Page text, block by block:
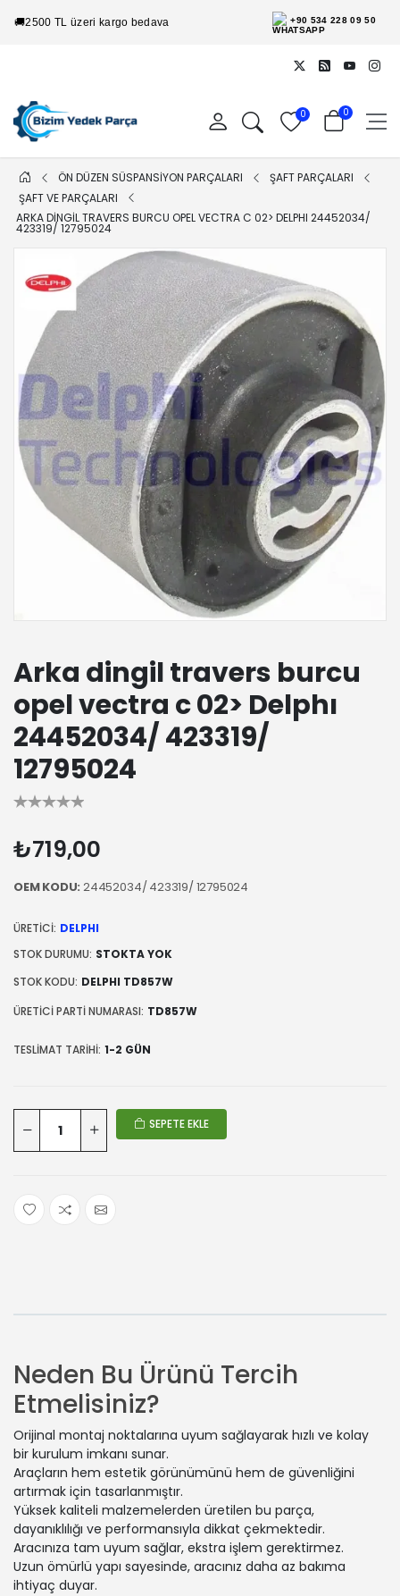
🚚2500 TL üzeri kargo bedava +90 534 228 09 50
0 0
ÖN DÜZEN SÜSPANSİYON PARÇALARI
ŞAFT PARÇALARI
ŞAFT VE PARÇALARI
ARKA DINGIL TRAVERS BURCU OPEL VECTRA C 02> DELPHI 24452034/
423319/ 12795024
Arka dingil travers burcu
opel vectra c 02> Delphı
24452034/ 423319/
12795024
₺719,00
OEM KODU:24452034/ 423319/ 12795024
ÜRETICI: DELPHI
STOK DURUMU: STOKTA YOK
STOK KODU: DELPHI TD857W
ÜRETICI PARTI NUMARASI: TD857W
TESLIMAT TARIHI: 1-2 GÜN
SEPETE EKLE
Neden Bu Ürünü Tercih
Etmelisiniz?
Orijinal montaj noktalarına uyum sağlayarak hızlı ve kolay
bir kurulum imkanı sunar.
Araçların hem estetik görünümünü hem de güvenliğini
artırmak için tasarlanmıştır.
Yüksek kaliteli malzemelerden üretilen bu parça,
dayanıklılığı ve performansıyla dikkat çekmektedir.
Aracınıza tam uyum sağlar, ekstra işlem gerektirmez.
Uzun ömürlü yapı sayesinde, aracınız daha az bakıma
ihtiyaç duyar.